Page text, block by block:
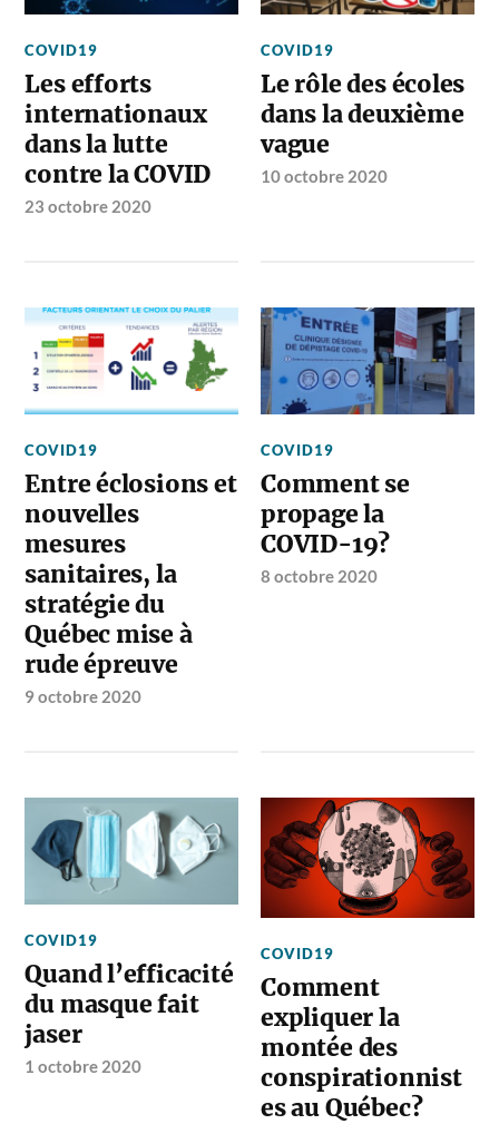
COVID19
Les efforts
internationaux
dans la lutte
contre la COVID
23 octobre 2020
COVID19
Le rôle des écoles
dans la deuxième
vague
10 octobre 2020
COVID19
Entre éclosions et
nouvelles
mesures
sanitaires, la
stratégie du
Québec mise à
rude épreuve
9 octobre 2020
COVID19
Comment se
propage la
COVID-19?
8 octobre 2020
COVID19
Quand l’efficacité
du masque fait
jaser
1 octobre 2020
COVID19
Comment
expliquer la
montée des
conspirationnist
es au Québec?